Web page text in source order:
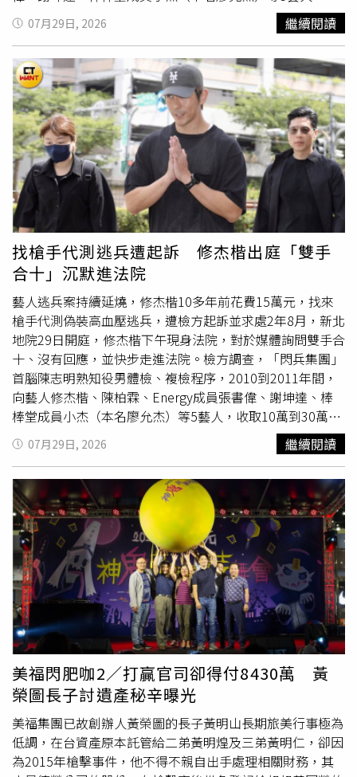
明，但在保羅下令後，被工作人員帶離聽證會現場。對此，
保羅也警告佛奇，拒絕回答問題可能帶來後果，並強調委員
會正在進行1項合法的國會調查。保羅所指的資金，是由美
國國家衛生院（National Institutes of Health）提供給美國
非營利組織「生態健康聯盟」（EcoHealth Alliance）的研
究經費。該組織曾利用部分資金，支持武漢病毒研究所進行
蝙蝠冠狀病毒相關研究。保羅以及其他共和黨人士將這項研
究描述為危險的「功能增益研究」（gain-of-function
research）。這個術語通常用於描述透過實驗方式強化病原
體某些特性的研究。佛奇與美國國家衛生院則反駁這項說
法，並否認由該機構資助的研究創造了導致全球疫情的新冠
病毒。報導補充，前美國總統拜登（Joe Biden）在2025年
1月卸任前不久，曾授予佛奇1項廣泛的預防性赦免。這項赦
免涵蓋佛奇在2014年1月1日至2025年1月20日期間，因擔
任政府職務可能涉及的聯邦罪行。不過，該赦免並不涵蓋之
後可能發生的任何違法行為，包括外界指控佛奇在後續國會
作證時做出的虛假陳述。目前，佛奇尚未因與疫情相關的事
項遭到刑事起訴。民主黨參議員則出面為佛奇辯護，批評這
場聽證會具有政治目的，並指控共和黨利用此次會議進行黨
派攻擊。來自密西根州（Michigan）的民主黨參議員、委員
會首席少數黨成員彼得斯（Gary Peters）表示：「這場聽
證會看起來是幾個月來，多數黨以委員會調查為名，進行帶
有偏見且選擇性的行動後所形成的結果，目的基本上是要合
理化多年前就已經形成的預設結論。」新冠病毒起源問題長
期以來一直是美國政治爭論的焦點。在川普（Donald
Trump）1.0政府任內，美國聯邦調查局（FBI）曾評估認
為，新冠病毒最可能源自武漢實驗室事故。2025年1月，美
國中央情報局（Central Intelligence Agency）發布新的評
估報告，支持實驗室洩漏假說，但同時表示該判斷「信心程
度較低」。佛奇則一直支持另一種觀點，即病毒最初從動物
傳染至第1名人類宿主，之後才在人與人之間傳播。根據美
國非營利、無黨派智庫「全球災難風險研究院」（GCRI）
於2024年2月公布的1項調查，大多數病毒學界科學家也支
持這項看法。在接近3小時的聽證會結束時，保羅表示，他
將在國會推動進一步行動，以追究佛奇責任，並質疑任何總
統赦免是否能夠讓佛奇獲得完全豁免，「今天將成為佛奇在
美國國家衛生院40年，濫用權力行為的總結。」對此，中國
駐美國大使館29日發表聲明指出，新冠病毒起源追溯是1項
科學問題，應由科學家決定，並強調應維持以科學為基礎的
方法。中國大使館還引用世界衛生組織（WHO）與中國聯
取10萬到30萬元費用協助逃兵，全案因王大陸閃兵案東窗
事發，修杰楷等人在2025年遭拘提到案檢方調查，修杰楷
涉嫌在十多年前，花15萬元找槍手代測，偽裝成高血壓試圖
逃兵，但因未達免役標準而於2016年服替代役，後因妻子
賈靜雯懷孕而提前退役，檢方日前起訴並求處2年8月有期徒
刑。新北地院29日召開準備庭，傳喚修杰楷出庭說明，修杰
楷在庭上坦承犯行，表示透過謝坤達認識陳志明，先面交5
萬再匯款10萬元，其律師則辯稱，修杰楷僅從常備役體位變
更為替代役體位，且他是因家庭因素入伍，損害在結果上未
直接發生。修杰楷律師稱，他因服完替代役並取得退伍證
明，自認未犯罪才沒有主動自首，而修杰楷在交保後第一時
間便發文致歉，服役期間還投入多場公益宣導，希望法官能
給予6月以下徒刑並緩刑宣告。庭審過程約半小時結束，修
杰楷在法院外稱自己這段時間「在誠心反省中，尊重司
法」，接下來還是要繼續反省，遭查扣的8支手機都是他的
舊手機，隨後雙手合十致謝便快步離開法院。
07月29日, 2026 繼續閱讀
找槍手代測逃兵遭起訴 修杰楷出庭「雙手
合十」沉默進法院
藝人逃兵案持續延燒，修杰楷10多年前花費15萬元，找來
槍手代測偽裝高血壓逃兵，遭檢方起訴並求處2年8月，新北
地院29日開庭，修杰楷下午現身法院，對於媒體詢問雙手合
十、沒有回應，並快步走進法院。檢方調查，「閃兵集團」
首腦陳志明熟知役男體檢、複檢程序，2010到2011年間，
向藝人修杰楷、陳柏霖、Energy成員張書偉、謝坤達、棒
棒堂成員小杰（本名廖允杰）等5藝人，收取10萬到30萬元
費用協助逃兵，全案因王大陸閃兵案東窗事發，修杰楷等人
在2025年遭拘提到案檢方調查，修杰楷涉嫌在十多年前，
役標準而於2016年服替代役，後因妻子賈靜雯懷孕而提前
退役，檢方日前起訴並求處2年8月有期徒刑。新北地院29
日召開準備庭， 傳喚 修杰楷出庭說明，他在下午2時許現身
法院，對於媒體詢問是否認罪未有回應，雙手合十、點頭致
意後便快步進入法院。
07月29日, 2026 繼續閱讀
美福閃肥咖2／打贏官司卻得付8430萬 黃
榮圖長子討遺產秘辛曝光
美福集團已故創辦人黃榮圖的長子黃明山長期旅美行事極為
低調，在台資產原本託管給二弟黃明煌及三弟黃明仁，卻因
為2015年槍擊事件，他不得不親自出手處理相關財務，其